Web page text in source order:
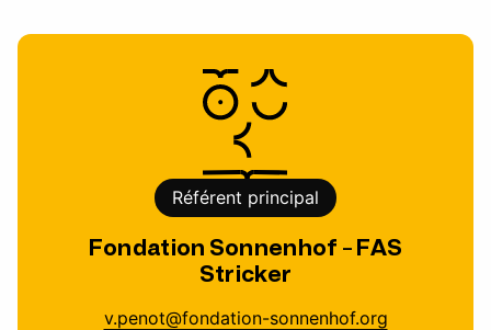
Référent principal
Fondation Sonnenhof - FAS
Stricker
v.penot@fondation-sonnenhof.org